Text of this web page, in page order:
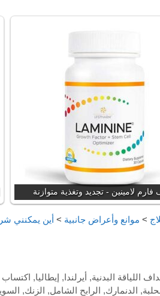
فارم لامينين - تجديد وتغذية متوازنة
> موانع وأعراض جانبية > أين يمكنني
اللياقة البدنية, أيرلندا, إيطاليا, اكتساب
, الدنمارك, الرابح الشامل, الزنك,